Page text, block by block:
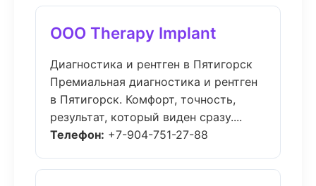
ООО Therapy Implant
Диагностика и рентген в Пятигорск
Премиальная диагностика и рентген
в Пятигорск. Комфорт, точность,
результат, который виден сразу....
Телефон: +7-904-751-27-88